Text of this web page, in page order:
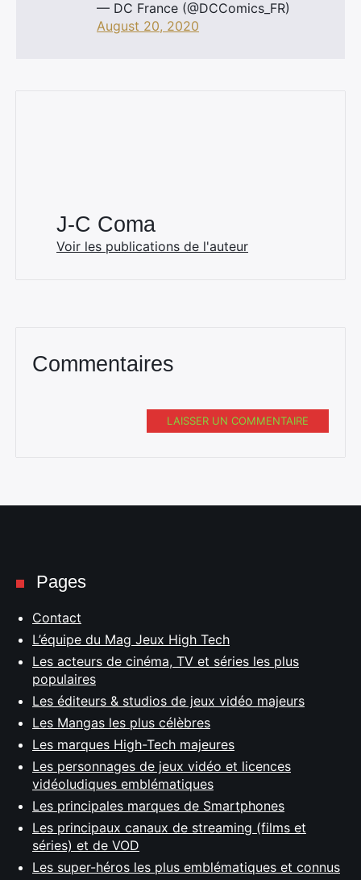
— DC France (@DCComics_FR)
August 20, 2020
J-C Coma
Voir les publications de l'auteur
Commentaires
LAISSER UN COMMENTAIRE
Pages
Contact
L’équipe du Mag Jeux High Tech
Les acteurs de cinéma, TV et séries les plus
populaires
Les éditeurs & studios de jeux vidéo majeurs
Les Mangas les plus célèbres
Les marques High-Tech majeures
Les personnages de jeux vidéo et licences
vidéoludiques emblématiques
Les principales marques de Smartphones
Les principaux canaux de streaming (films et
séries) et de VOD
Les super-héros les plus emblématiques et connus